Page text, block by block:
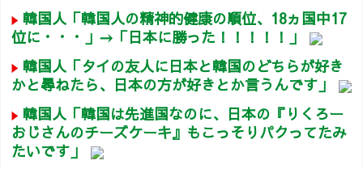
韓国人「韓国人の精神的健康の順位、18ヵ国中17
位に・・・」→「日本に勝った！！！！！」
韓国人「タイの友人に日本と韓国のどちらが好き
かと尋ねたら、日本の方が好きとか言うんです」
韓国人「韓国は先進国なのに、日本の『りくろー
おじさんのチーズケーキ』もこっそりパクってたみ
たいです」